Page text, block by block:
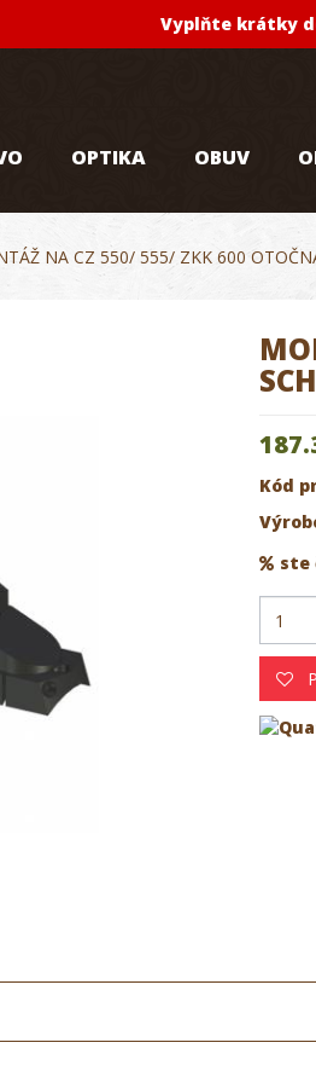
Vyplňte krátky
OPTIKA OBUV
NA CZ 550/ 555/ ZKK 600
Kód
ste